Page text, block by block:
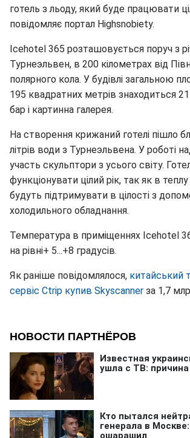
готель з льоду, який буде працювати
повідомляє портал Highsnobiety.
Icehotel 365 розташовується поруч з
Турнеэльвен, в 200 кілометрах від
полярного кола. У будівлі загальною
195 квадратних метрів знаходиться
бар і картинна галерея.
На створення крижаний готелі пішло
літрів води з Турнеэльвена. У роботі
участь скульптори з усього світу.
функціонувати цілий рік, так як в
будуть підтримувати в цілості з
холодильного обладнання.
Температура в приміщеннях Icehotel
на рівні+ 5...+8 градусів.
Як раніше повідомлялося, китайський
сервіс Ctrip купив Skyscanner за 1,7